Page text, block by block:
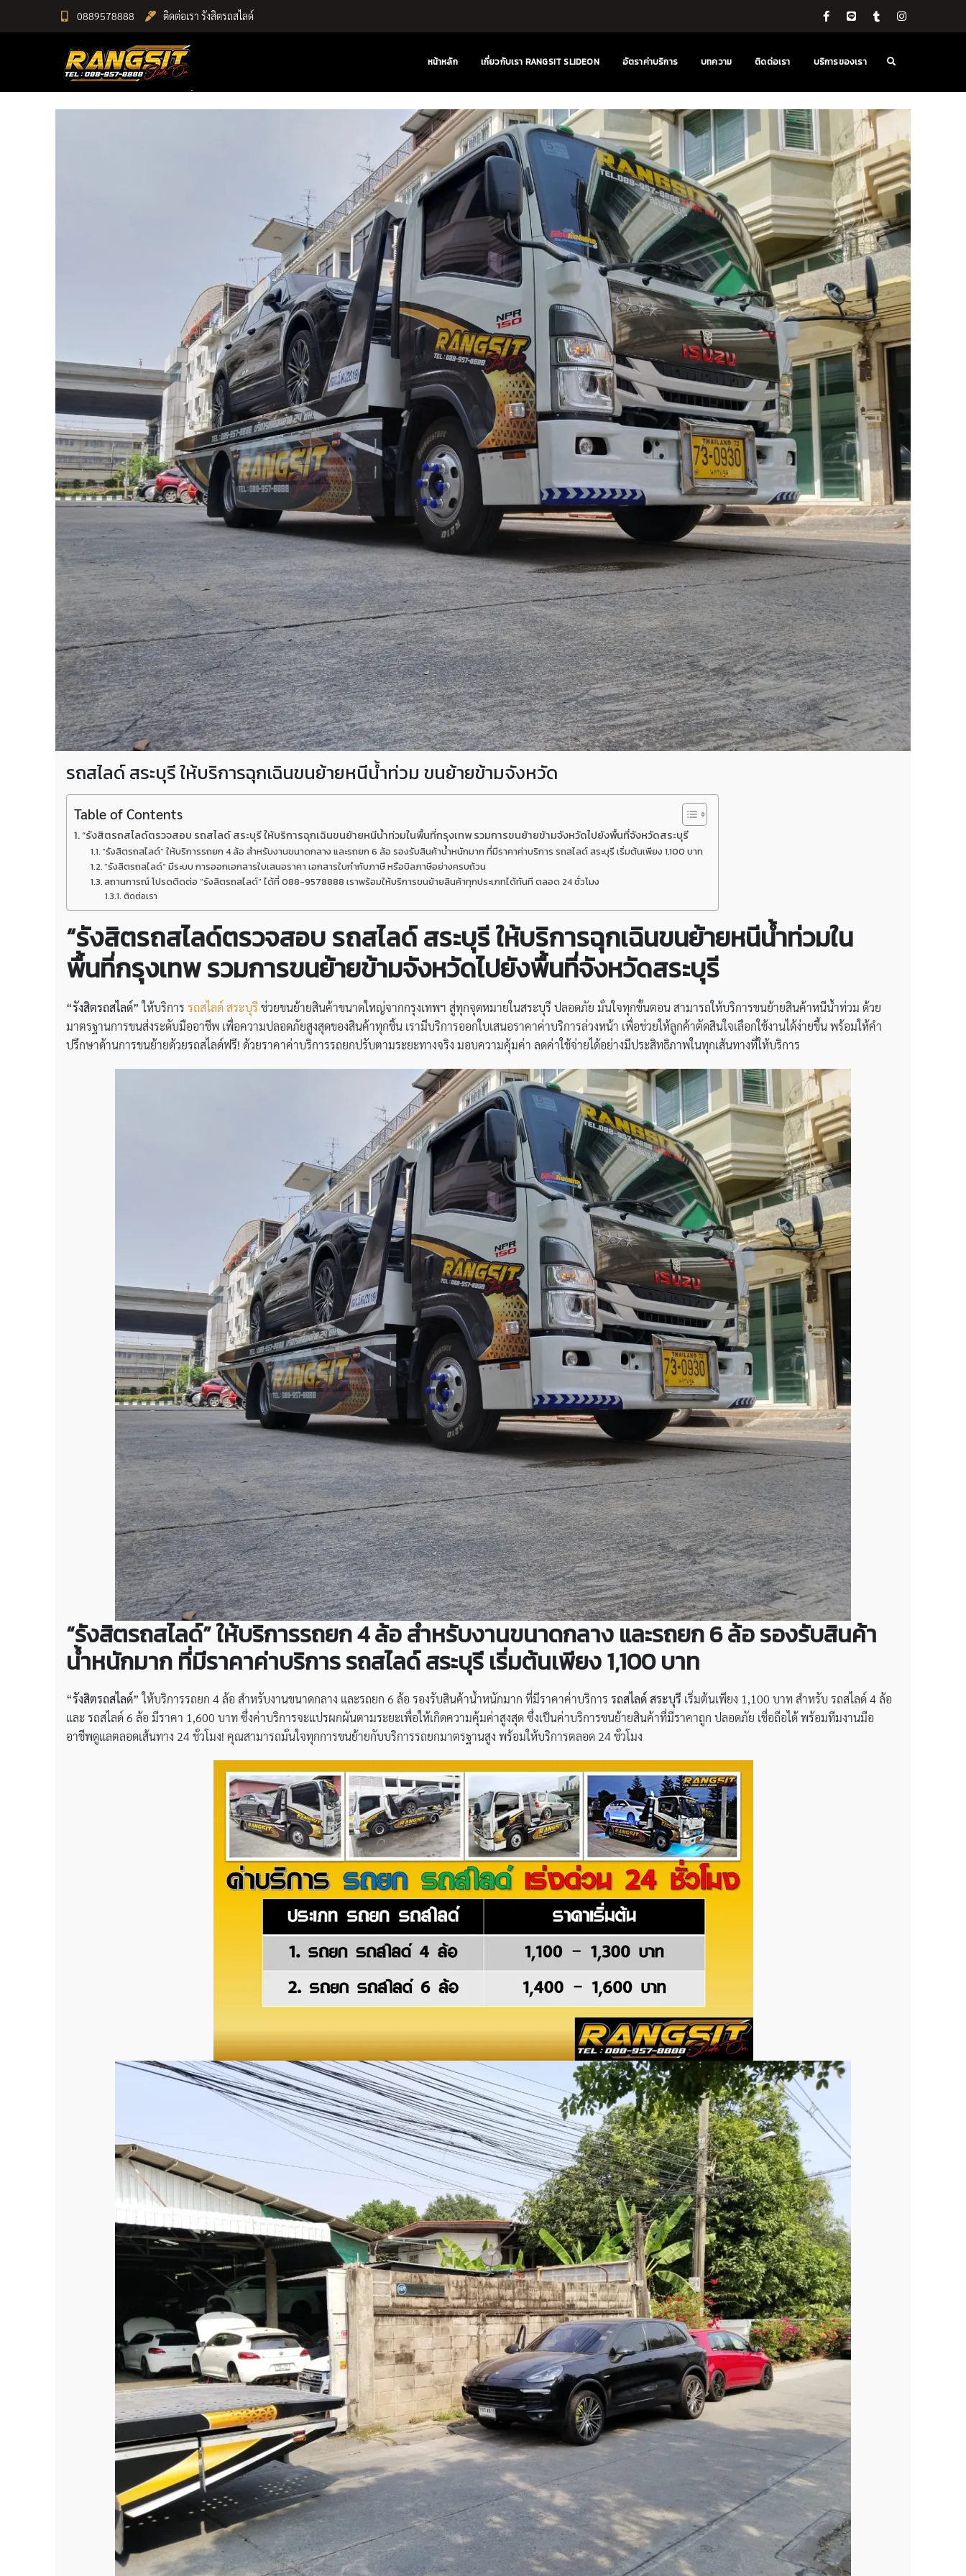
0889578888 ติดต่อเรา รังสิตรถสไลด์
หน้าหลัก เกี่ยวกับเรา RANGSIT SLIDEON อัตราค่าบริการ บทความ ติดต่อเรา บริการของเรา
รถสไลด์ สระบุรี ให้บริการฉุกเฉินขนย้ายหนีน้ำท่วม ขนย้ายข้ามจังหวัด
Table of Contents
“รังสิตรถสไลด์ตรวจสอบ รถสไลด์ สระบุรี ให้บริการฉุกเฉินขนย้ายหนีน้ำท่วมในพื้นที่กรุงเทพ รวมการขนย้ายข้ามจังหวัดไปยังพื้นที่จังหวัดสระบุรี
“รังสิตรถสไลด์” ให้บริการรถยก 4 ล้อ สำหรับงานขนาดกลาง และรถยก 6 ล้อ รองรับสินค้าน้ำหนักมาก ที่มีราคาค่าบริการ รถสไลด์ สระบุรี เริ่มต้นเพียง 1,100 บาท
“รังสิตรถสไลด์” มีระบบ การออกเอกสารใบเสนอราคา เอกสารใบกำกับภาษี หรือบิลภาษีอย่างครบถ้วน
สถานการณ์ โปรดติดต่อ “รังสิตรถสไลด์” ได้ที่ 088-9578888 เราพร้อมให้บริการขนย้ายสินค้าทุกประเภทได้ทันที ตลอด 24 ชั่วโมง
ติดต่อเรา
“รังสิตรถสไลด์ตรวจสอบ รถสไลด์ สระบุรี ให้บริการฉุกเฉินขนย้ายหนีน้ำท่วมใน
พื้นที่กรุงเทพ รวมการขนย้ายข้ามจังหวัดไปยังพื้นที่จังหวัดสระบุรี
“รังสิตรถสไลด์” ให้บริการ รถสไลด์ สระบุรี ช่วยขนย้ายสินค้าขนาดใหญ่จากกรุงเทพฯ สู่ทุกจุดหมายในสระบุรี ปลอดภัย มั่นใจทุกขั้นตอน สามารถให้บริการขนย้ายสินค้าหนีน้ำท่วม ด้วย
มาตรฐานการขนส่งระดับมืออาชีพ เพื่อความปลอดภัยสูงสุดของสินค้าทุกชิ้น เรามีบริการออกใบเสนอราคาค่าบริการล่วงหน้า เพื่อช่วยให้ลูกค้าตัดสินใจเลือกใช้งานได้ง่ายขึ้น พร้อมให้คำ
ปรึกษาด้านการขนย้ายด้วยรถสไลด์ฟรี! ด้วยราคาค่าบริการรถยกปรับตามระยะทางจริง มอบความคุ้มค่า ลดค่าใช้จ่ายได้อย่างมีประสิทธิภาพในทุกเส้นทางที่ให้บริการ
“รังสิตรถสไลด์” ให้บริการรถยก 4 ล้อ สำหรับงานขนาดกลาง และรถยก 6 ล้อ รองรับสินค้า
น้ำหนักมาก ที่มีราคาค่าบริการ รถสไลด์ สระบุรี เริ่มต้นเพียง 1,100 บาท
“รังสิตรถสไลด์” ให้บริการรถยก 4 ล้อ สำหรับงานขนาดกลาง และรถยก 6 ล้อ รองรับสินค้าน้ำหนักมาก ที่มีราคาค่าบริการ รถสไลด์ สระบุรี เริ่มต้นเพียง 1,100 บาท สำหรับ รถสไลด์ 4 ล้อ
และ รถสไลด์ 6 ล้อ มีราคา 1,600 บาท ซึ่งค่าบริการจะแปรผกผันตามระยะเพื่อให้เกิดความคุ้มค่าสูงสุด ซึ่งเป็นค่าบริการขนย้ายสินค้าที่มีราคาถูก ปลอดภัย เชื่อถือได้ พร้อมทีมงานมือ
อาชีพดูแลตลอดเส้นทาง 24 ชั่วโมง! คุณสามารถมั่นใจทุกการขนย้ายกับบริการรถยกมาตรฐานสูง พร้อมให้บริการตลอด 24 ชั่วโมง